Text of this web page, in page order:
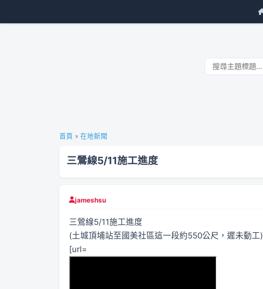
首頁 » 在地新聞
三鶯線5/11施工進度
jameshsu
三鶯線5/11施工進度
(土城頂埔站至國美社區這一段約550公尺，遲未動工)
[url=